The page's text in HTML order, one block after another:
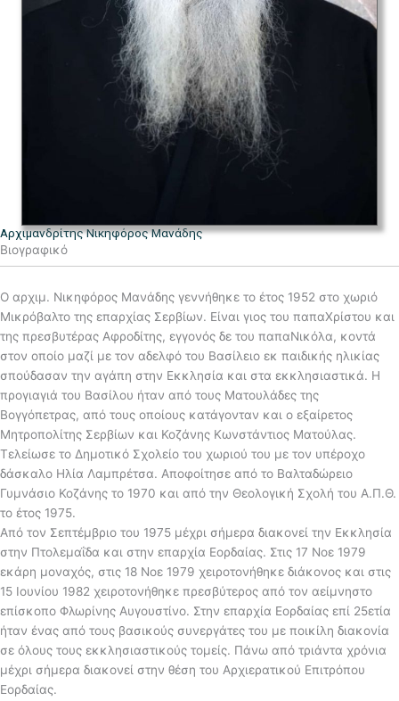
Αρχιμανδρίτης Νικηφόρος Μανάδης
Βιογραφικό
Ο αρχιμ. Νικηφόρος Μανάδης γεννήθηκε το έτος 1952 στο χωριό
Μικρόβαλτο της επαρχίας Σερβίων. Είναι γιος του παπαΧρίστου και
της πρεσβυτέρας Αφροδίτης, εγγονός δε του παπαΝικόλα, κοντά
στον οποίο μαζί με τον αδελφό του Βασίλειο εκ παιδικής ηλικίας
σπούδασαν την αγάπη στην Εκκλησία και στα εκκλησιαστικά. Η
προγιαγιά του Βασίλου ήταν από τους Ματουλάδες της
Βογγόπετρας, από τους οποίους κατάγονταν και ο εξαίρετος
Μητροπολίτης Σερβίων και Κοζάνης Κωνστάντιος Ματούλας.
Τελείωσε το Δημοτικό Σχολείο του χωριού του με τον υπέροχο
δάσκαλο Ηλία Λαμπρέτσα. Αποφοίτησε από το Βαλταδώρειο
Γυμνάσιο Κοζάνης το 1970 και από την Θεολογική Σχολή του Α.Π.Θ.
το έτος 1975.
Από τον Σεπτέμβριο του 1975 μέχρι σήμερα διακονεί την Εκκλησία
στην Πτολεμαΐδα και στην επαρχία Εορδαίας. Στις 17 Νοε 1979
εκάρη μοναχός, στις 18 Νοε 1979 χειροτονήθηκε διάκονος και στις
15 Ιουνίου 1982 χειροτονήθηκε πρεσβύτερος από τον αείμνηστο
επίσκοπο Φλωρίνης Αυγουστίνο. Στην επαρχία Εορδαίας επί 25ετία
ήταν ένας από τους βασικούς συνεργάτες του με ποικίλη διακονία
σε όλους τους εκκλησιαστικούς τομείς. Πάνω από τριάντα χρόνια
μέχρι σήμερα διακονεί στην θέση του Αρχιερατικού Επιτρόπου
Εορδαίας.